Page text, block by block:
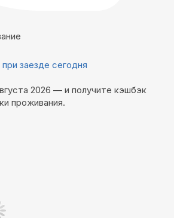
заезде сегодня
2026 — и получите кэшбэк
проживания.